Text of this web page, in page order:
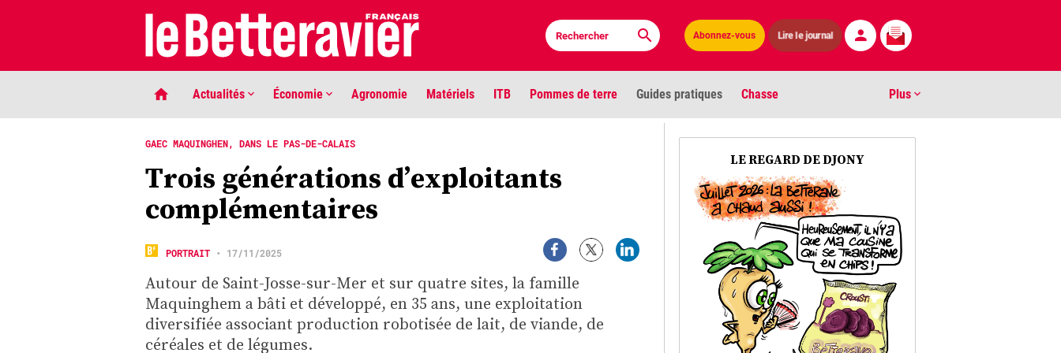
Abonnez-vous Lire le journal
Actualités Économie Agronomie Matériels ITB Pommes de terre Guides pratiques Chasse Plus
LIGNE DE MIRE
Phaco quand tu nous tiens …
LIGNE DE MIRE
Les louvetiers devant le Parlement
PLUS
Anciens numéros
Biocarburants
Environnement
Vidéos
Contact
GAEC MAQUINGHEN, DANS LE PAS-DE-CALAIS
Trois générations d’exploitants
complémentaires
PORTRAIT • 17/11/2025
Autour de Saint-Josse-sur-Mer et sur quatre sites, la famille
Maquinghem a bâti et développé, en 35 ans, une exploitation
diversifiée associant production robotisée de lait, de viande, de
céréales et de légumes.
LE REGARD DE DJONY